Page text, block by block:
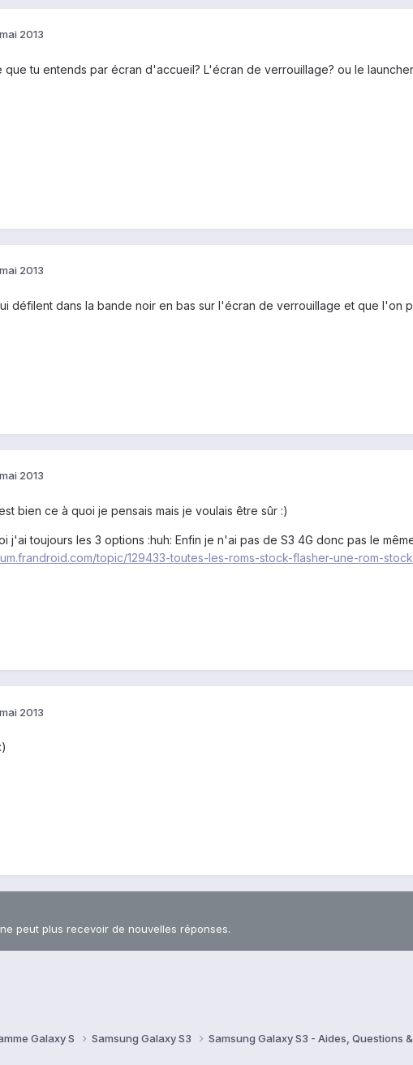
2013
que tu entends par écran d'accueil? L'écran de verrouillage? ou le
2013
défilent dans la bande noir en bas sur l'écran de verrouillage et que l'on
2013
bien ce à quoi je pensais mais je voulais être sûr :)
j'ai toujours les 3 options :huh: Enfin je n'ai pas de S3 4G donc pas le
topic/129433-toutes-les-roms-stock-flasher-une-rom-
2013
peut plus recevoir de nouvelles réponses.
Galaxy S Samsung Galaxy S3 Samsung Galaxy S3 - Aides, Questions